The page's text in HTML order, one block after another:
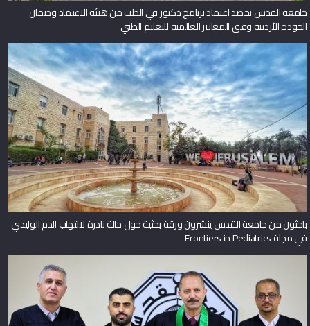
جامعة القدس تحصد اعتماد برنامج دكتور في الطب من هيئة الاعتماد وضمان
الجودة الأردنية وفق المعايير العالمية للتعليم الطبي
باحثون من جامعة القدس ينشرون ورقة بحثية حول حالة نادرة لالتهاب الدم الوليدي
في مجلة Frontiers in Pediatrics